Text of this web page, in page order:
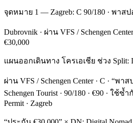
จุดหมาย 1 — Zagreb: C 90/180 · พาส
Dubrovnik · ผ่าน VFS / Schengen
€30,000
แผนออกเดินทาง โครเอเชีย ช่วง Split:
ผ่าน VFS / Schengen Center · C · “พา
Schengen Tourist · 90/180 · €90 · ใช้ซ้
Permit · Zagreb